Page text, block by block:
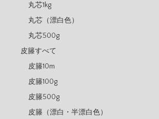
丸芯1kg
丸芯（漂白色）
丸芯500g
皮籐すべて
皮籐10m
皮籐100g
皮籐500g
皮籐（漂白・半漂白色）